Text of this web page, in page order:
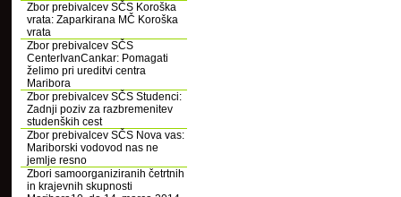
Zbor prebivalcev SČS Koroška
vrata: Zaparkirana MČ Koroška
vrata
Zbor prebivalcev SČS
CenterIvanCankar: Pomagati
želimo pri ureditvi centra
Maribora
Zbor prebivalcev SČS Studenci:
Zadnji poziv za razbremenitev
studenških cest
Zbor prebivalcev SČS Nova vas:
Mariborski vodovod nas ne
jemlje resno
Zbori samoorganiziranih četrtnih
in krajevnih skupnosti